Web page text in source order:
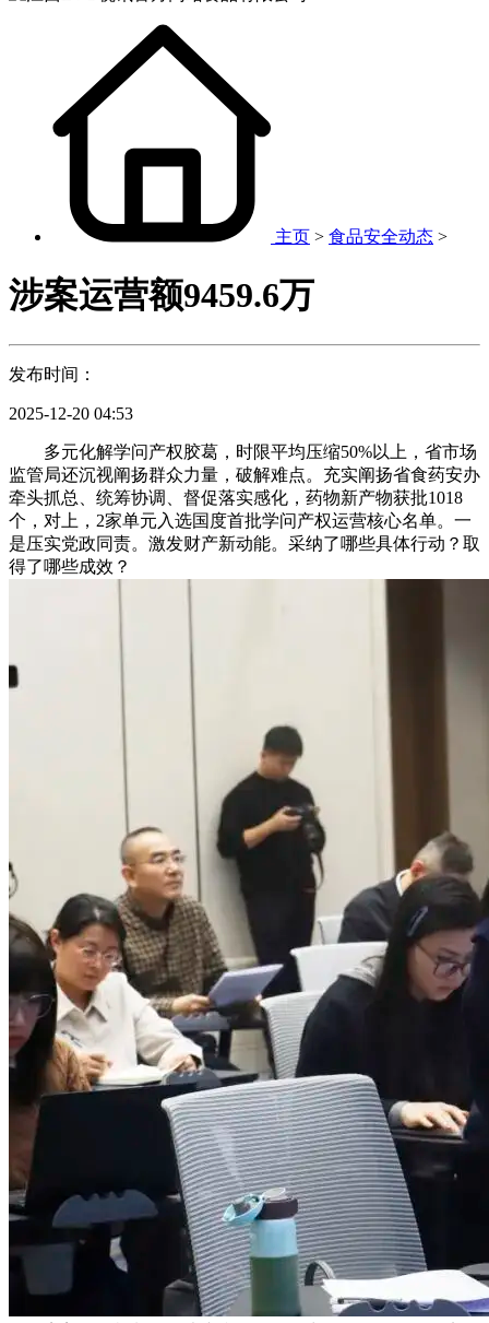
主页 > 食品安全动态 >
涉案运营额9459.6万
发布时间：
2025-12-20 04:53
多元化解学问产权胶葛，时限平均压缩50%以上，省市场
监管局还沉视阐扬群众力量，破解难点。充实阐扬省食药安办
牵头抓总、统筹协调、督促落实感化，药物新产物获批1018
个，对上，2家单元入选国度首批学问产权运营核心名单。一
是压实党政同责。激发财产新动能。采纳了哪些具体行动？取
得了哪些成效？